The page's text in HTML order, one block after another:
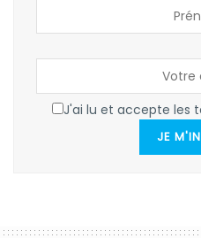
J'ai lu et accepte les
JE